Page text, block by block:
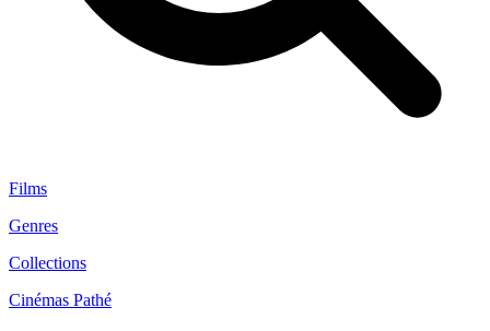
Films
Genres
Collections
Cinémas Pathé